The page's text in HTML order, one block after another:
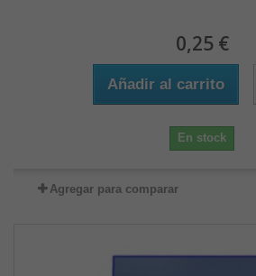
0,25 €
Añadir al carrito
En stock
Agregar para comparar